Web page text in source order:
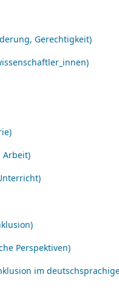
Gerechtigkeit)
Arbeit)
Perspektiven)
im